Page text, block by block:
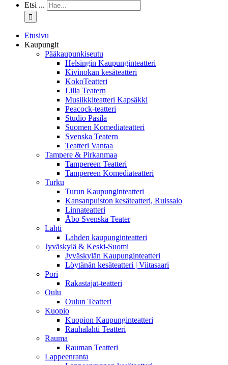
Etsi ...
Etusivu
Kaupungit
Pääkaupunkiseutu
Helsingin Kaupunginteatteri
Kivinokan kesäteatteri
KokoTeatteri
Lilla Teatern
Musiikkiteatteri Kapsäkki
Peacock-teatteri
Studio Pasila
Suomen Komediateatteri
Svenska Teatern
Teatteri Vantaa
Tampere & Pirkanmaa
Tampereen Teatteri
Tampereen Komediateatteri
Turku
Turun Kaupunginteatteri
Kansanpuiston kesäteatteri, Ruissalo
Linnateatteri
Åbo Svenska Teater
Lahti
Lahden kaupunginteatteri
Jyväskylä & Keski-Suomi
Jyväskylän Kaupunginteatteri
Löytänän kesäteatteri | Viitasaari
Pori
Rakastajat-teatteri
Oulu
Oulun Teatteri
Kuopio
Kuopion Kaupunginteatteri
Rauhalahti Teatteri
Rauma
Rauman Teatteri
Lappeenranta